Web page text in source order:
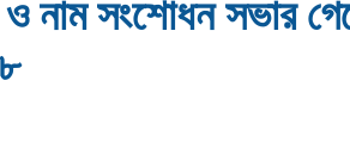
নাম সংশোধন সভার